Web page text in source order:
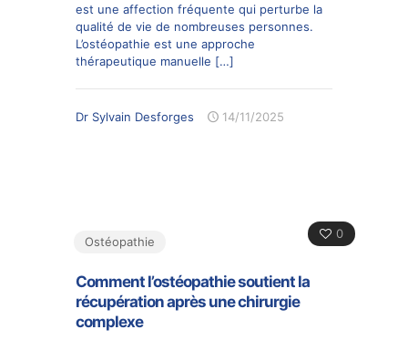
est une affection fréquente qui perturbe la
qualité de vie de nombreuses personnes.
L’ostéopathie est une approche
thérapeutique manuelle […]
Dr Sylvain Desforges 14/11/2025
0
Ostéopathie
Comment l’ostéopathie soutient la
récupération après une chirurgie
complexe